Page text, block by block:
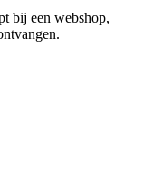
bij een webshop,